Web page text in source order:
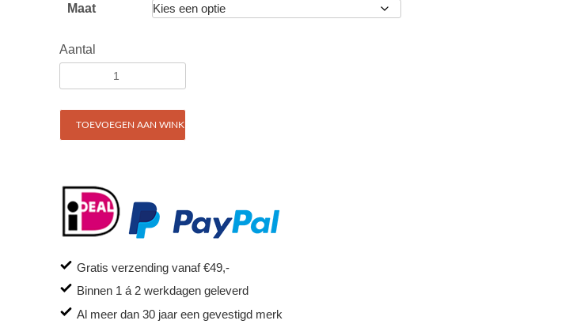
Maat
Aantal
TOEVOEGEN AAN WINKELWAGEN
Gratis verzending vanaf €49,-
Binnen 1 á 2 werkdagen geleverd
Al meer dan 30 jaar een gevestigd merk